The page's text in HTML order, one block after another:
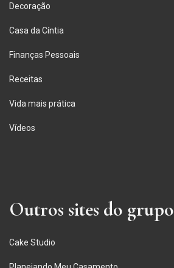
Decoração
Casa da Cíntia
Finanças Pessoais
Receitas
Vida mais prática
Vídeos
Outros sites do grupo
Cake Studio